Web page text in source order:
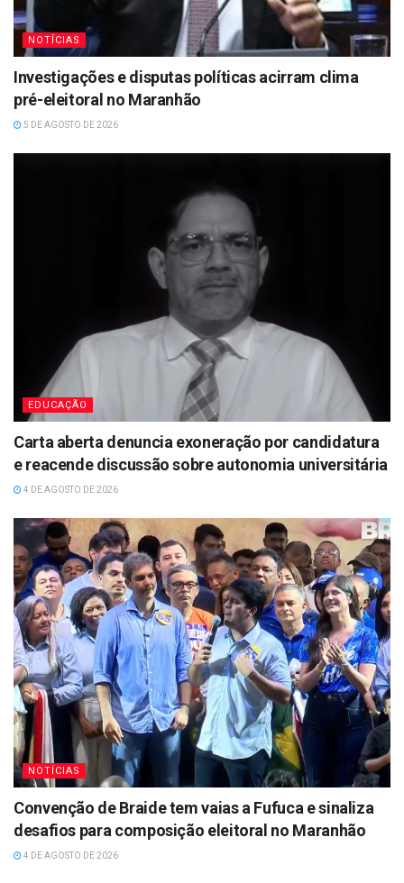
NOTÍCIAS
Investigações e disputas políticas acirram clima
pré-eleitoral no Maranhão
5 DE AGOSTO DE 2026
EDUCAÇÃO
Carta aberta denuncia exoneração por candidatura
e reacende discussão sobre autonomia universitária
4 DE AGOSTO DE 2026
NOTÍCIAS
Convenção de Braide tem vaias a Fufuca e sinaliza
desafios para composição eleitoral no Maranhão
4 DE AGOSTO DE 2026